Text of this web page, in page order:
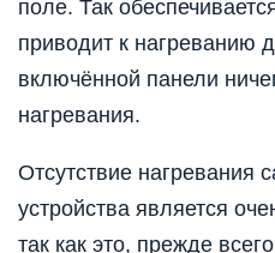
поле. Так
приводит к нагреванию
включённой панели
нагревания.
Отсутствие нагревания
устройства является
так как это, прежде